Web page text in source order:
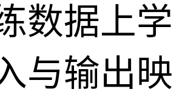
数据上学
与输出映